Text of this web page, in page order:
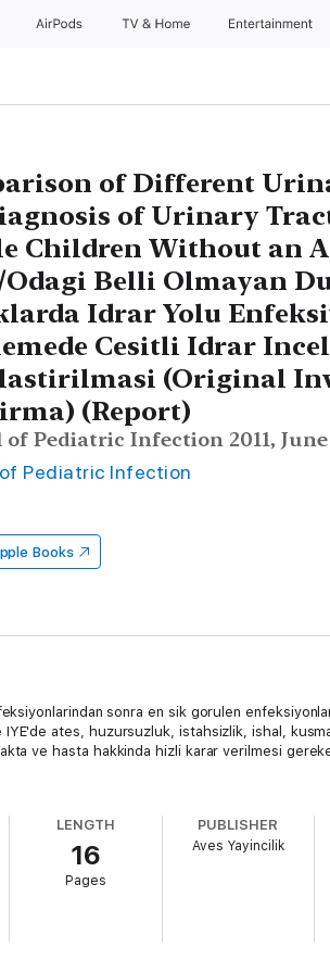
AirPods TV & Home Entertainment
of Different
of Urinary
Children Without an
Odagi Belli Olmayan
Idrar Yolu
Cesitli Idrar
(Original
(Report)
of Pediatric Infection 2011, June
Pediatric Infection
Books
sonra en sik gorulen
ates, huzursuzluk, istahsizlik, ishal,
ve hasta hakkinda hizli karar verilmesi
LENGTH
16
Pages
PUBLISHER
Aves Yayincilik